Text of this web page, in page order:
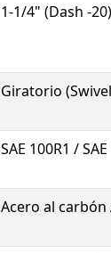
1-1/4" (Dash -20)
Giratorio
SAE 100R1 /
Acero al carbón